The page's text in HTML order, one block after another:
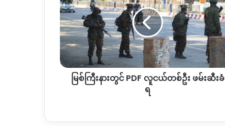
နား
တွင် PDF လူငယ်
တစ်
ဦး
ဖမ်းဆီး
ခံရ
မြစ်ကြီးနားတွင် PDF လူငယ်တစ်ဦး ဖမ်းဆီးခံ
ရ